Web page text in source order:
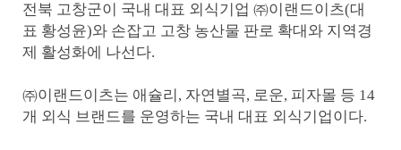
군-
이
랜
드
(애
슐
전북 고창군이 국내 대표 외식기업 ㈜이랜드이츠(대
표 황성윤)와 손잡고 고창 농산물 판로 확대와 지역경
제 활성화에 나선다.
㈜이랜드이츠는 애슐리 , 자연별곡, 로운, 피자몰 등 14
개 외식 브랜드를 운영하는 국내 대표 외식기업이다.